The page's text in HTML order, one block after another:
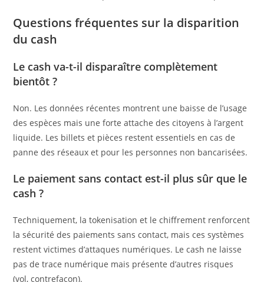
Questions fréquentes sur la disparition
du cash
Le cash va-t-il disparaître complètement
bientôt ?
Non. Les données récentes montrent une baisse de l’usage
des espèces mais une forte attache des citoyens à l’argent
liquide. Les billets et pièces restent essentiels en cas de
panne des réseaux et pour les personnes non bancarisées.
Le paiement sans contact est-il plus sûr que le
cash ?
Techniquement, la tokenisation et le chiffrement renforcent
la sécurité des paiements sans contact, mais ces systèmes
restent victimes d’attaques numériques. Le cash ne laisse
pas de trace numérique mais présente d’autres risques
(vol, contrefaçon).